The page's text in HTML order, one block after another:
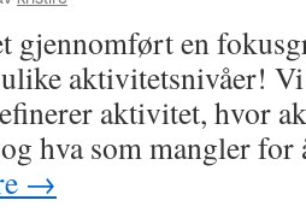
gjennomført en
aktivitetsnivåer!
aktivitet, hvor
hva som mangler
→